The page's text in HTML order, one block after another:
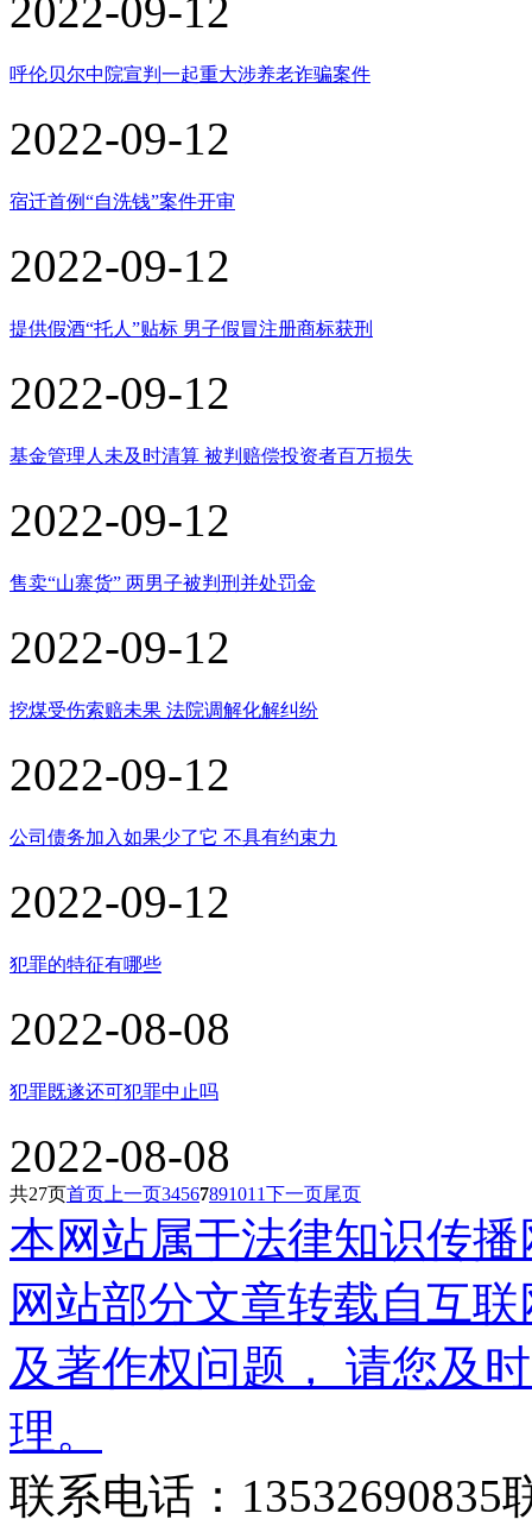
2022-09-12
呼伦贝尔中院宣判一起重大涉养老诈骗案件
2022-09-12
宿迁首例“自洗钱”案件开审
2022-09-12
提供假酒“托人”贴标 男子假冒注册商标获刑
2022-09-12
基金管理人未及时清算 被判赔偿投资者百万损失
2022-09-12
售卖“山寨货” 两男子被判刑并处罚金
2022-09-12
挖煤受伤索赔未果 法院调解化解纠纷
2022-09-12
公司债务加入如果少了它 不具有约束力
2022-09-12
犯罪的特征有哪些
2022-08-08
犯罪既遂还可犯罪中止吗
2022-08-08
共27页首页 上一页34567891011下一页尾页
本网站属于法律知识传
网站部分文章转载自互
及著作权问题， 请您及
理。
联系电话：